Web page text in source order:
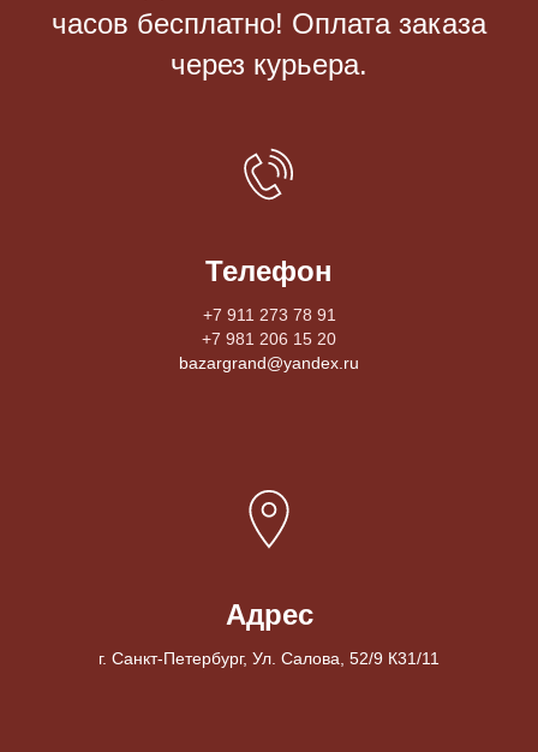
часов бесплатно! Оплата заказа
через курьера.
Телефон
+7 911 273 78 91
+7 981 206 15 20
bazargrand@yandex.ru
Адрес
г. Санкт-Петербург, Ул. Салова, 52/9 К31/11